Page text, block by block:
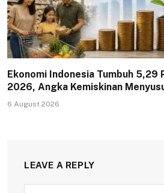
Ekonomi Indonesia Tumbuh 5,29
2026, Angka Kemiskinan
6 August 2026
LEAVE A REPLY